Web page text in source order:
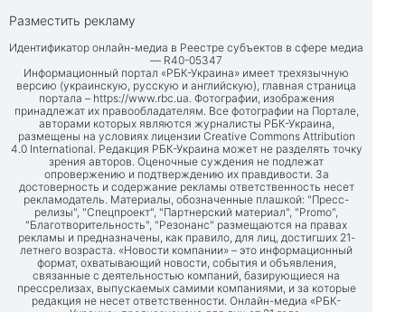
Разместить рекламу
Идентификатор онлайн-медиа в Реестре субъектов в сфере медиа
— R40-05347
Информационный портал «РБК-Украина» имеет трехязычную
версию (украинскую, русскую и английскую), главная страница
портала – https://www.rbc.ua. Фотографии, изображения
принадлежат их правообладателям. Все фотографии на Портале,
авторами которых являются журналисты РБК-Украина,
размещены на условиях лицензии Creative Commons Attribution
4.0 International. Редакция РБК-Украина может не разделять точку
зрения авторов. Оценочные суждения не подлежат
опровержению и подтверждению их правдивости. За
достоверность и содержание рекламы ответственность несет
рекламодатель. Материалы, обозначенные плашкой: "Пресс-
релизы", "Спецпроект", "Партнерский материал", "Promo",
"Благотворительность", "Резонанс" размещаются на правах
рекламы и предназначены, как правило, для лиц, достигших 21-
летнего возраста. «Новости компании» – это информационный
формат, охватывающий новости, события и объявления,
связанные с деятельностью компаний, базирующиеся на
прессрелизах, выпускаемых самими компаниями, и за которые
редакция не несет ответственности. Онлайн-медиа «РБК-